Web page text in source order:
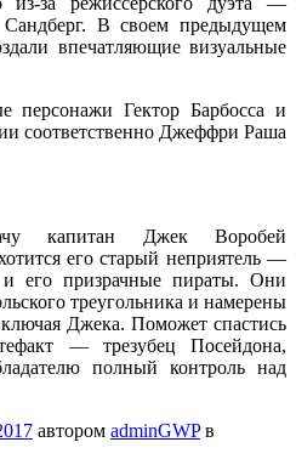
В своем предыдущем
впечатляющие визуальные
персонажи Гектор Барбосса и
соответственно Джеффри Раша
капитан Джек Воробей
его старый неприятель —
его призрачные пираты. Они
треугольника и намерены
Джека. Поможет спастись
— трезубец Посейдона,
полный контроль над
автором adminGWPв